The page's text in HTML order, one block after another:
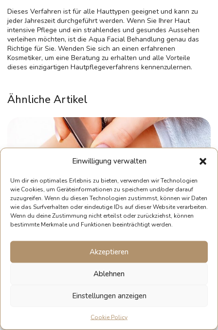
Einwilligung verwalten
Um dir ein optimales Erlebnis zu bieten, verwenden wir Technologien
wie Cookies, um Geräteinformationen zu speichern und/oder darauf
zuzugreifen. Wenn du diesen Technologien zustimmst, können wir Daten
wie das Surfverhalten oder eindeutige IDs auf dieser Website verarbeiten.
Wenn du deine Zustimmung nicht erteilst oder zurückziehst, können
bestimmte Merkmale und Funktionen beeinträchtigt werden.
Akzeptieren
Ablehnen
Einstellungen anzeigen
Cookie Policy
Dieses Verfahren ist für alle Hauttypen geeignet und kann zu
jeder Jahreszeit durchgeführt werden. Wenn Sie Ihrer Haut
intensive Pflege und ein strahlendes und gesundes Aussehen
verleihen möchten, ist die Aqua Facial Behandlung genau das
Richtige für Sie. Wenden Sie sich an einen erfahrenen
Kosmetiker, um eine Beratung zu erhalten und alle Vorteile
dieses einzigartigen Hautpflegeverfahrens kennenzulernen.
Ähnliche Artikel